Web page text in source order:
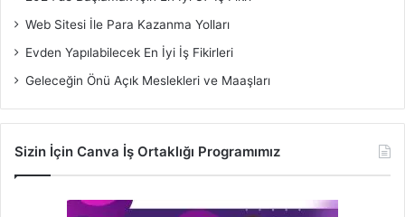
Web Sitesi İle Para Kazanma Yolları
Evden Yapılabilecek En İyi İş Fikirleri
Geleceğin Önü Açık Meslekleri ve Maaşları
Sizin İçin Canva İş Ortaklığı Programımız